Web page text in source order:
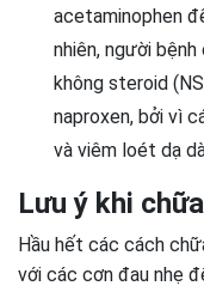
acetaminophen
nhiên, người
không steroid
naproxen, bởi vì
và viêm loét dạ
Lưu ý khi
Hầu hết các cách
với các cơn đau nhẹ